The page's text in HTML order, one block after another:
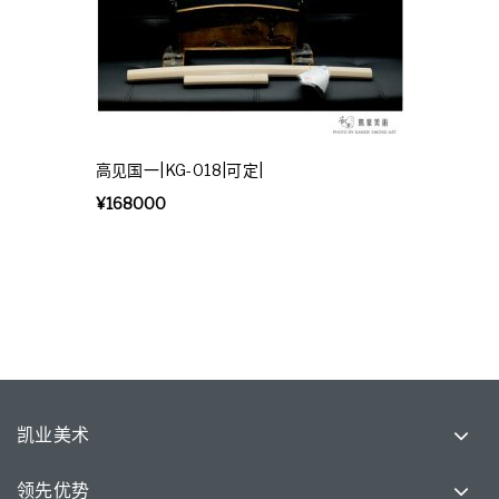
高见国一|KG-018|可定|
¥168000
凯业美术
领先优势